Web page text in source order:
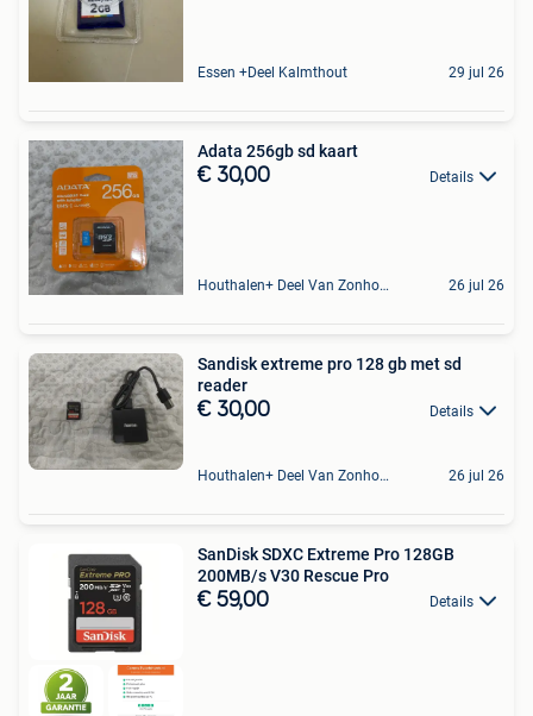
Essen +Deel Kalmthout 29 jul 26
Adata 256gb sd kaart
€ 30,00 Details
Houthalen+ Deel Van Zonhoven En Zolder 26 jul 26
Sandisk extreme pro 128 gb met sd
reader
€ 30,00 Details
Houthalen+ Deel Van Zonhoven En Zolder 26 jul 26
SanDisk SDXC Extreme Pro 128GB
200MB/s V30 Rescue Pro
€ 59,00 Details